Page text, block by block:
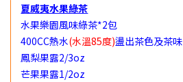
夏威夷水果綠茶
水果樂園風味綠茶*2包
400CC熱水(水溫85度)盪出茶色及茶味
鳳梨果露2/3oz
芒果果露1/2oz